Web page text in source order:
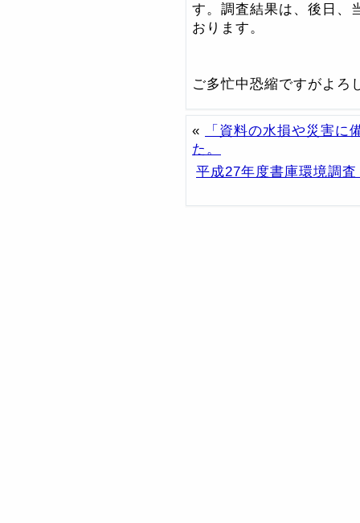
す。調査結果は、後日、
おります。
ご多忙中恐縮ですがよろ
«
「資料の水損や災害
た。
平成27年度書庫環境調